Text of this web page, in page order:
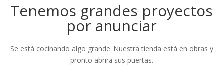
Tenemos grandes proyectos
por anunciar
Se está cocinando algo grande. Nuestra tienda está en obras y
pronto abrirá sus puertas.